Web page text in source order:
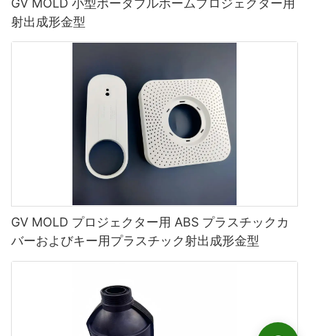
GV MOLD 小型ポータブルホームプロジェクター用
射出成形金型
GV MOLD プロジェクター用 ABS プラスチックカ
バーおよびキー用プラスチック射出成形金型